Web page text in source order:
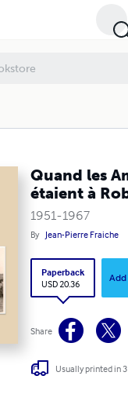
Quand les
étaient à
1951-1967
By Jean-Pierre Fraiche
Paperback
USD 20.36
Share
Usually printed in
à Robert-Espagne